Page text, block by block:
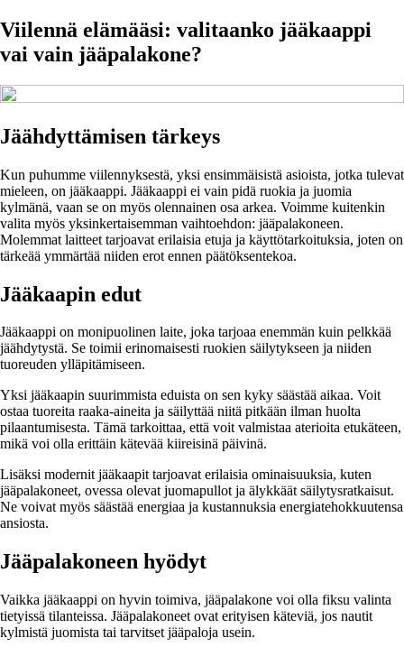
Viilennä elämääsi: valitaanko jääkaappi
vai vain jääpalakone?
Jäähdyttämisen tärkeys
Kun puhumme viilennyksestä, yksi ensimmäisistä asioista, jotka tulevat
mieleen, on jääkaappi. Jääkaappi ei vain pidä ruokia ja juomia
kylmänä, vaan se on myös olennainen osa arkea. Voimme kuitenkin
valita myös yksinkertaisemman vaihtoehdon: jääpalakoneen.
Molemmat laitteet tarjoavat erilaisia etuja ja käyttötarkoituksia, joten on
tärkeää ymmärtää niiden erot ennen päätöksentekoa.
Jääkaapin edut
Jääkaappi on monipuolinen laite, joka tarjoaa enemmän kuin pelkkää
jäähdytystä. Se toimii erinomaisesti ruokien säilytykseen ja niiden
tuoreuden ylläpitämiseen.
Yksi jääkaapin suurimmista eduista on sen kyky säästää aikaa. Voit
ostaa tuoreita raaka-aineita ja säilyttää niitä pitkään ilman huolta
pilaantumisesta. Tämä tarkoittaa, että voit valmistaa aterioita etukäteen,
mikä voi olla erittäin kätevää kiireisinä päivinä.
Lisäksi modernit jääkaapit tarjoavat erilaisia ominaisuuksia, kuten
jääpalakoneet, ovessa olevat juomapullot ja älykkäät säilytysratkaisut.
Ne voivat myös säästää energiaa ja kustannuksia energiatehokkuutensa
ansiosta.
Jääpalakoneen hyödyt
Vaikka jääkaappi on hyvin toimiva, jääpalakone voi olla fiksu valinta
tietyissä tilanteissa. Jääpalakoneet ovat erityisen käteviä, jos nautit
kylmistä juomista tai tarvitset jääpaloja usein.